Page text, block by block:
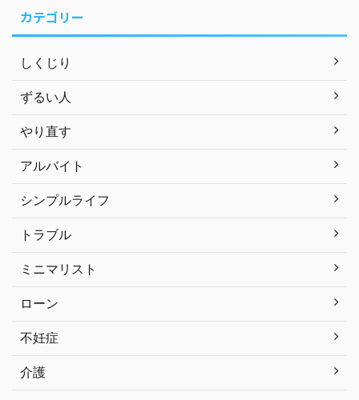
カテゴリー
しくじり
ずるい人
やり直す
アルバイト
シンプルライフ
トラブル
ミニマリスト
ローン
不妊症
介護